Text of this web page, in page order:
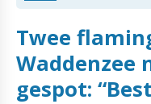
Twee
Waddenzee
gespot: